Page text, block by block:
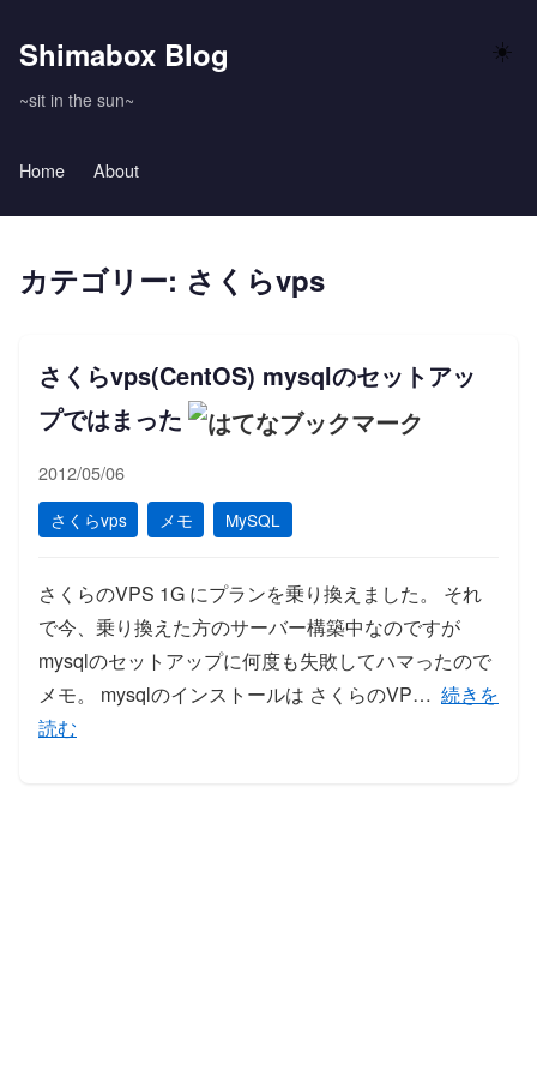
Shimabox Blog
~sit in the sun~
☀️
Home About
カテゴリー: さくらvps
さくらvps(CentOS) mysqlのセットアッ
プではまった
2012/05/06
さくらvps メモ MySQL
さくらのVPS 1G にプランを乗り換えました。 それ
で今、乗り換えた方のサーバー構築中なのですが
mysqlのセットアップに何度も失敗してハマったので
メモ。 mysqlのインストールは さくらのVP… 「さくら
続きを
読む